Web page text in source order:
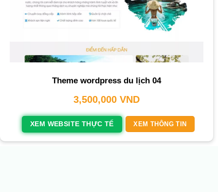
Theme wordpress du lịch 04
3,500,000 VND
XEM WEBSITE THỰC TẾ XEM THÔNG TIN